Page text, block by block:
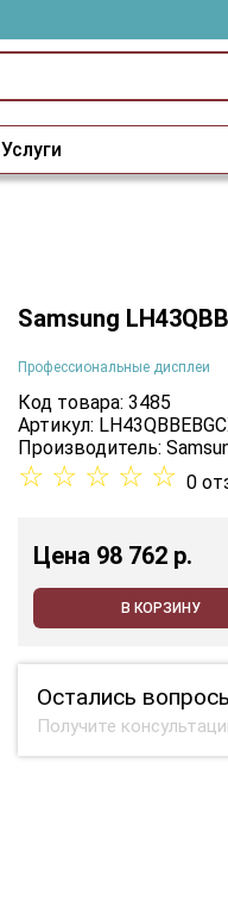
Услуги
Samsung
Профессиональные дисплеи
Код товара: 3485
Артикул:
Производитель:
☆ ☆ ☆ ☆ ☆ 0
Цена 98 762 p.
В КОРЗИНУ
Остались
Получите